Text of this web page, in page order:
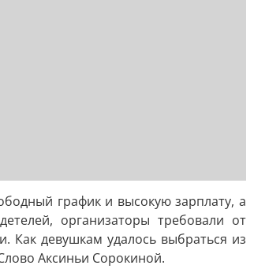
график и высокую зарплату, а
организаторы требовали от
Как девушкам удалось выбраться из
Аксиньи Сорокиной.